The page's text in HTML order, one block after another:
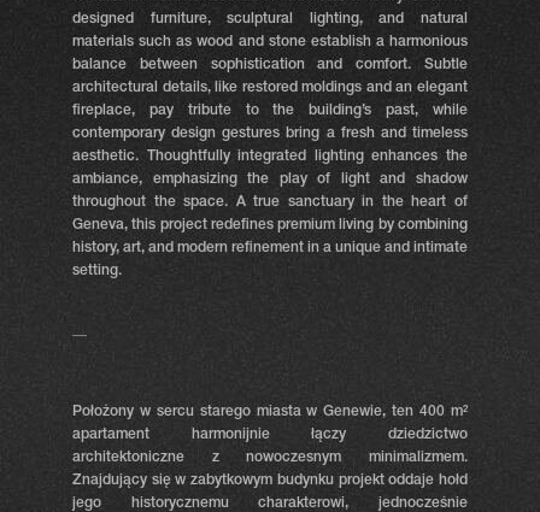
designed furniture, sculptural lighting, and natural
materials such as wood and stone establish a harmonious
balance between sophistication and comfort. Subtle
architectural details, like restored moldings and an elegant
fireplace, pay tribute to the building’s past, while
contemporary design gestures bring a fresh and timeless
aesthetic. Thoughtfully integrated lighting enhances the
ambiance, emphasizing the play of light and shadow
throughout the space. A true sanctuary in the heart of
Geneva, this project redefines premium living by combining
history, art, and modern refinement in a unique and intimate
setting.
Położony w sercu starego miasta w Genewie, ten 400 m²
apartament harmonijnie łączy dziedzictwo
architektoniczne z nowoczesnym minimalizmem.
Znajdujący się w zabytkowym budynku projekt oddaje hołd
jego historycznemu charakterowi, jednocześnie